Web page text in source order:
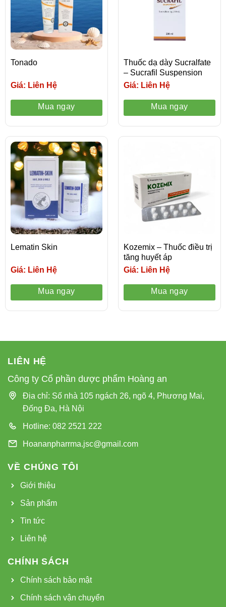
Tonado
Giá: Liên Hệ
Mua ngay
Thuốc dạ dày Sucralfate
– Sucrafil Suspension
Giá: Liên Hệ
Mua ngay
Lematin Skin
Giá: Liên Hệ
Mua ngay
Kozemix – Thuốc điều trị
tăng huyết áp
Giá: Liên Hệ
Mua ngay
LIÊN HỆ
Công ty Cổ phần dược phẩm Hoàng an
Địa chỉ: Số nhà 105 ngách 26, ngõ 4, Phương Mai,
Đống Đa, Hà Nội
Hotline: 082 2521 222
Hoananpharrma.jsc@gmail.com
VỀ CHÚNG TÔI
Giới thiệu
Sản phẩm
Tin tức
Liên hệ
CHÍNH SÁCH
Chính sách bảo mật
Chính sách vận chuyển